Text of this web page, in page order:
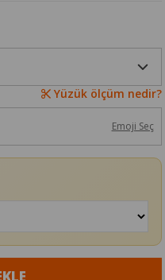
Yüzük ölçüm nedir?
Emoji Seç